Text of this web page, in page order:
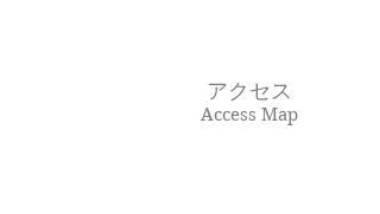
アクセス
Access Map